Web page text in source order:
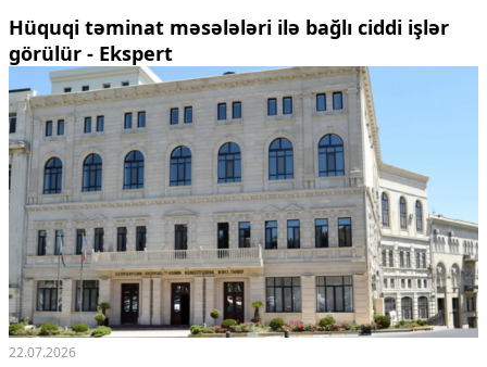
Hüquqi təminat məsələləri ilə bağlı ciddi işlər
görülür - Ekspert
22.07.2026